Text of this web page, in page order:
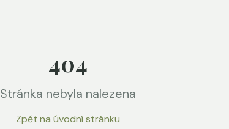
404
Stránka nebyla nalezena
Zpět na úvodní stránku